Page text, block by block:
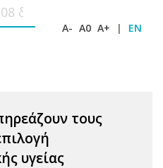
A- A0 A+ | EN
τους
υγείας